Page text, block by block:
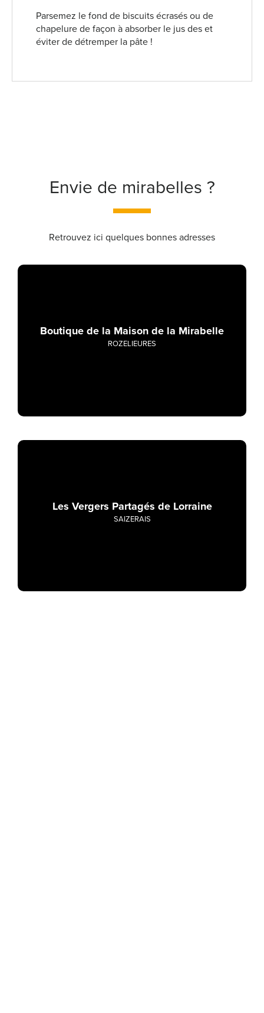
Parsemez le fond de biscuits écrasés ou de
chapelure de façon à absorber le jus des et
éviter de détremper la pâte !
Envie de mirabelles ?
Retrouvez ici quelques bonnes adresses
Boutique de la Maison de la Mirabelle
ROZELIEURES
Les Vergers Partagés de Lorraine
SAIZERAIS